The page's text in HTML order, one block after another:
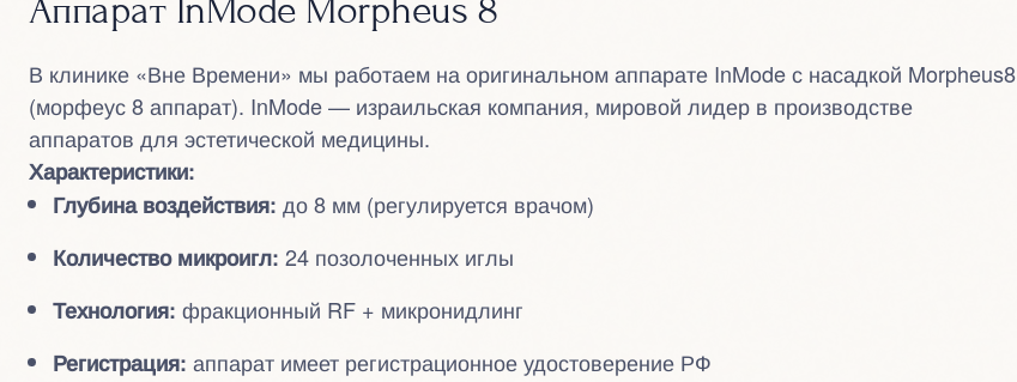
Аппарат InMode Morpheus 8
В клинике «Вне Времени» мы работаем на оригинальном аппарате InMode с насадкой Morpheus8
(морфеус 8 аппарат). InMode — израильская компания, мировой лидер в производстве
аппаратов для эстетической медицины.
Характеристики:
Глубина воздействия: до 8 мм (регулируется врачом)
Количество микроигл: 24 позолоченных иглы
Технология: фракционный RF + микронидлинг
Регистрация: аппарат имеет регистрационное удостоверение РФ